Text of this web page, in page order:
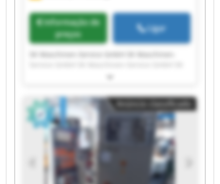
Informação de
preços
Ligar
Maschinen-Service GmbH SK Maschinen-Service
Maschinen-Service GmbH SK Maschinen-Service
GmbH SK Maschinen-Service GmbH SK
Maschinen-Service GmbH SK Maschinen-Service
GmbH SK Maschinen-Service GmbH SK
Maschinen-Service GmbH SK Maschinen-Service
GmbH SK Maschinen-Service GmbH SK
Maschinen-Service GmbH SK Maschinen-Service
GmbH SK Maschinen-Service GmbH SK
Maschinen-Service GmbH SK Maschinen-Service